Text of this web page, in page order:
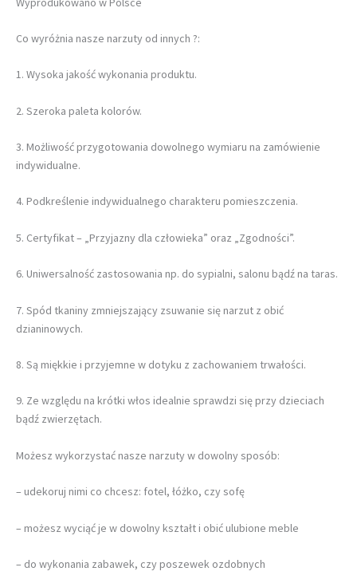
Co wyróżnia nasze narzuty od innych ?:
1. Wysoka jakość wykonania produktu.
2. Szeroka paleta kolorów.
3. Możliwość przygotowania dowolnego wymiaru na zamówienie
indywidualne.
4. Podkreślenie indywidualnego charakteru pomieszczenia.
5. Certyfikat – „Przyjazny dla człowieka” oraz „Zgodności”.
6. Uniwersalność zastosowania np. do sypialni, salonu bądź na taras.
7. Spód tkaniny zmniejszający zsuwanie się narzut z obić
dzianinowych.
8. Są miękkie i przyjemne w dotyku z zachowaniem trwałości.
9. Ze względu na krótki włos idealnie sprawdzi się przy dzieciach
bądź zwierzętach.
Możesz wykorzystać nasze narzuty w dowolny sposób:
– udekoruj nimi co chcesz: fotel, łóżko, czy sofę
– możesz wyciąć je w dowolny kształt i obić ulubione meble
– do wykonania zabawek, czy poszewek ozdobnych